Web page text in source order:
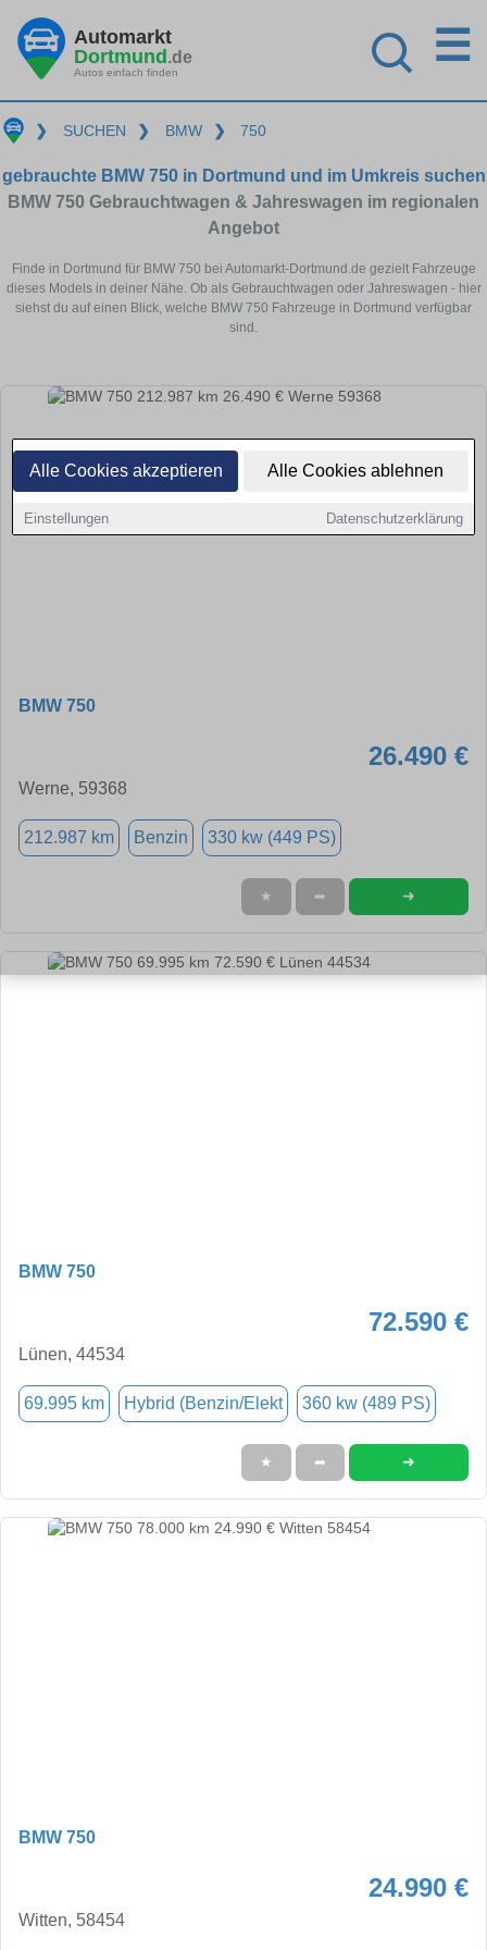
Alle Cookies akzeptieren Alle Cookies ablehnen
Einstellungen Datenschutzerklärung
Automarkt
Dortmund.de
Autos einfach finden
☰
❯ SUCHEN ❯ BMW ❯ 750
gebrauchte BMW 750 in Dortmund und im Umkreis suchen
BMW 750 Gebrauchtwagen & Jahreswagen im regionalen
Angebot
Finde in Dortmund für BMW 750 bei Automarkt-Dortmund.de gezielt Fahrzeuge
dieses Models in deiner Nähe. Ob als Gebrauchtwagen oder Jahreswagen - hier
siehst du auf einen Blick, welche BMW 750 Fahrzeuge in Dortmund verfügbar
sind.
BMW 750
26.490 €
Werne, 59368
212.987 km Benzin 330 kw (449 PS)
★ ➦ ➜
BMW 750
72.590 €
Lünen, 44534
69.995 km Hybrid (Benzin/Elekt 360 kw (489 PS)
★ ➦ ➜
BMW 750
24.990 €
Witten, 58454